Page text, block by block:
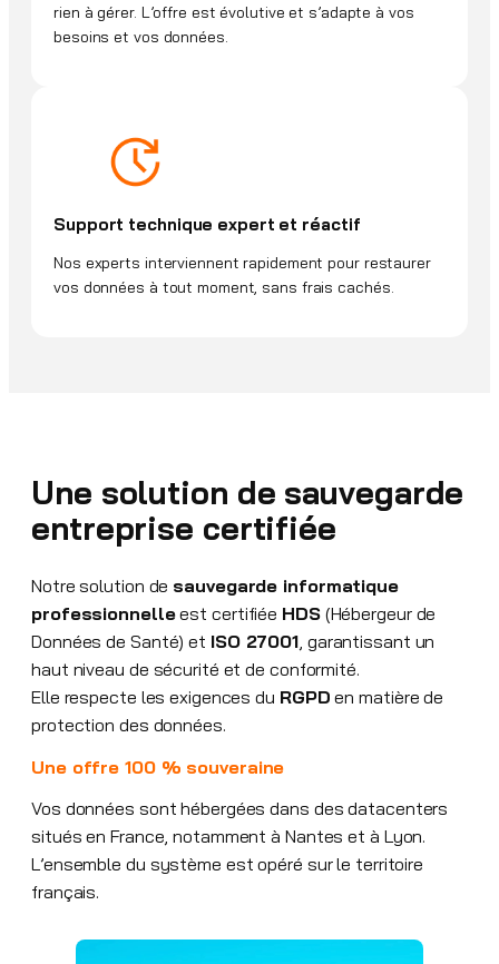
rien à gérer. L’offre est évolutive et s’adapte à vos
besoins et vos données.
Support technique expert et réactif
Nos experts interviennent rapidement pour restaurer
vos données à tout moment, sans frais cachés.
Une solution de sauvegarde
entreprise certifiée
Notre solution de sauvegarde informatique
professionnelleest certifiée HDS(Hébergeur de
Données de Santé) et ISO 27001 , garantissant un
haut niveau de sécurité et de conformité.
Elle respecte les exigences du RGPD en matière de
protection des données.
Une offre 100 % souveraine
Vos données sont hébergées dans des datacenters
situés en France, notamment à Nantes et à Lyon.
L’ensemble du système est opéré sur le territoire
français.